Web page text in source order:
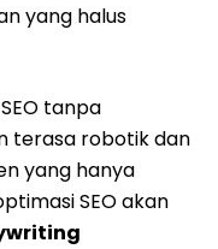
yang halus
tanpa
terasa robotik dan
yang hanya
SEO akan